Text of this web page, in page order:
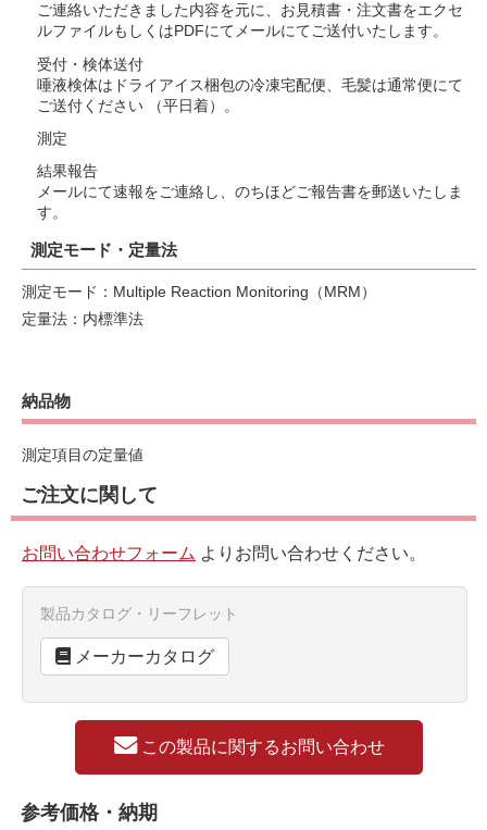
ご連絡いただきました内容を元に、お見積書・注文書をエクセ
ルファイルもしくはPDFにてメールにてご送付いたします。
受付・検体送付
唾液検体はドライアイス梱包の冷凍宅配便、毛髪は通常便にて
ご送付ください （平日着）。
測定
結果報告
メールにて速報をご連絡し、のちほどご報告書を郵送いたしま
す。
測定モード・定量法
測定モード：Multiple Reaction Monitoring（MRM）
定量法：内標準法
納品物
測定項目の定量値
ご注文に関して
お問い合わせフォーム よりお問い合わせください。
製品カタログ・リーフレット
メーカーカタログ
この製品に関するお問い合わせ
参考価格・納期